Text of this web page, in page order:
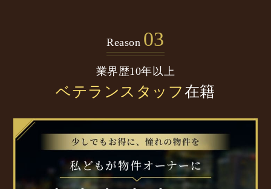
Reason 03
業界歴10年以上
ベテランスタッフ在籍